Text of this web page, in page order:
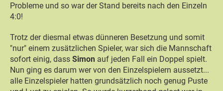
Probleme und so war der Stand bereits nach den Einzeln
4:0!
Trotz der diesmal etwas dünneren Besetzung und somit
"nur" einem zusätzlichen Spieler, war sich die Mannschaft
sofort einig, dass Simon auf jeden Fall ein Doppel spielt.
Nun ging es darum wer von den Einzelspielern aussetzt...
alle Einzelspieler hatten grundsätzlich noch genug Puste